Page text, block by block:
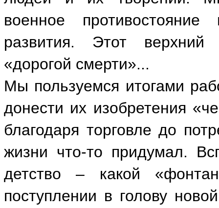
военное противостояние
развития. Этот верхний
«дорогой смерти»...
Мы пользуемся итогами
донести их изобретения
благодаря торговле до
жизни что-то придумал.
детство – какой
поступлении в голову